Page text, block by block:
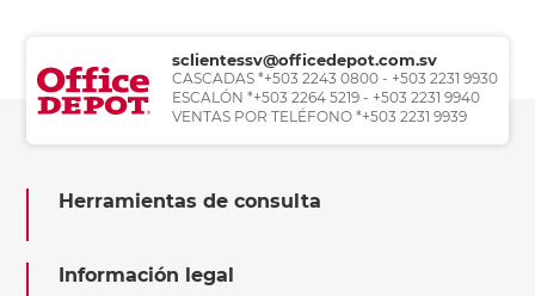
sclientessv@officedepot.com.sv
CASCADAS *+503 2243 0800 - +503 2231 9930
ESCALÓN *+503 2264 5219 - +503 2231 9940
VENTAS POR TELÉFONO *+503 2231 9939
Herramientas de consulta
Información legal